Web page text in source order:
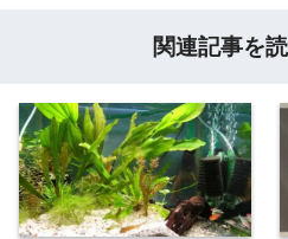
関連記事を